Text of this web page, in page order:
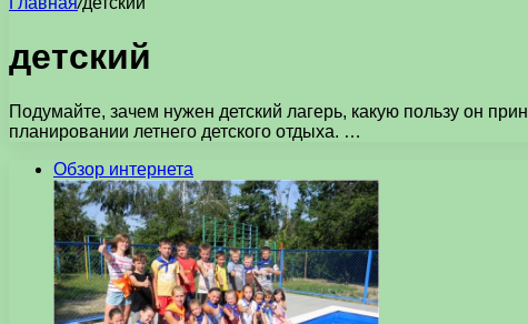
детский
Подумайте, зачем нужен детский лагерь, какую пользу он
планировании летнего детского отдыха. …
Обзор интернета